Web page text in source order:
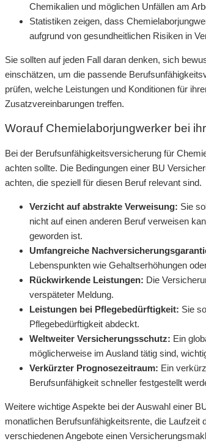
Chemikalien und möglichen Unfällen am
Statistiken zeigen, dass
aufgrund von gesundheitlichen Risiken in
Sie sollten auf jeden Fall daran denken, sich
einschätzen, um die passende
prüfen, welche Leistungen und Konditionen für
Zusatzvereinbarungen treffen.
Worauf Chemielaborjungwerker bei
Bei der Berufsunfähigkeitsversicherung für
achten sollte. Die Bedingungen einer BU
achten, die speziell für diesen Beruf relevant sind.
Verzicht auf abstrakte Verweisung: Sie
nicht auf einen anderen Beruf verweisen
geworden ist.
Umfangreiche
Lebenspunkten wie Gehaltserhöhungen
Rückwirkende Leistungen: Die
verspäteter Meldung.
Leistungen bei Pflegebedürftigkeit: Sie
Pflegebedürftigkeit abdeckt.
Weltweiter Versicherungsschutz: Ein
möglicherweise im Ausland tätig sind,
Verkürzter Prognosezeitraum: Ein
Berufsunfähigkeit schneller festgestellt
Weitere wichtige Aspekte bei der Auswahl einer
monatlichen Berufsunfähigkeitsrente, die
verschiedenen Angebote einen